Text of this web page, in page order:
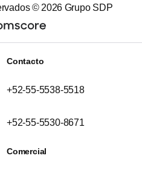
© 2026 Grupo SDP
Contacto
+52-55-5538-5518
+52-55-5530-8671
Comercial